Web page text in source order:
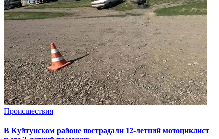
Происшествия
В Куйтунском районе пострадали 12-летний мотоциклист